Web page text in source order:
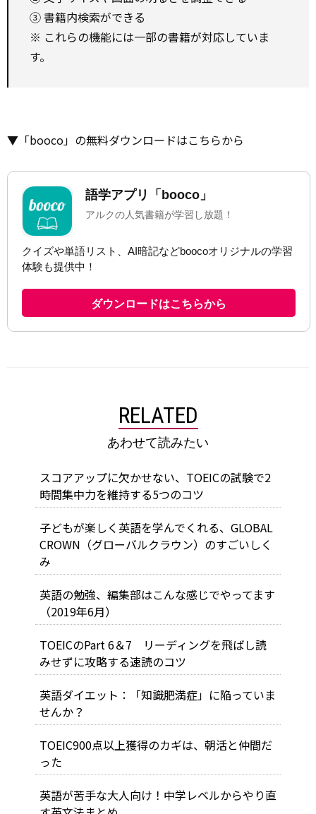
③ 書籍内検索ができる
※ これらの機能には一部の書籍が対応していま
す。
▼「booco」の無料ダウンロードはこちらから
RELATED
あわせて読みたい
スコアアップに欠かせない、TOEICの試験で2
時間集中力を維持する5つのコツ
子どもが楽しく英語を学んでくれる、GLOBAL
CROWN（グローバルクラウン）のすごいしく
み
英語の勉強、編集部はこんな感じでやってます
（2019年6月）
TOEICのPart 6＆7 リーディングを飛ばし読
みせずに攻略する速読のコツ
英語ダイエット：「知識肥満症」に陥っていま
せんか？
TOEIC900点以上獲得のカギは、朝活と仲間だ
った
英語が苦手な大人向け！中学レベルからやり直